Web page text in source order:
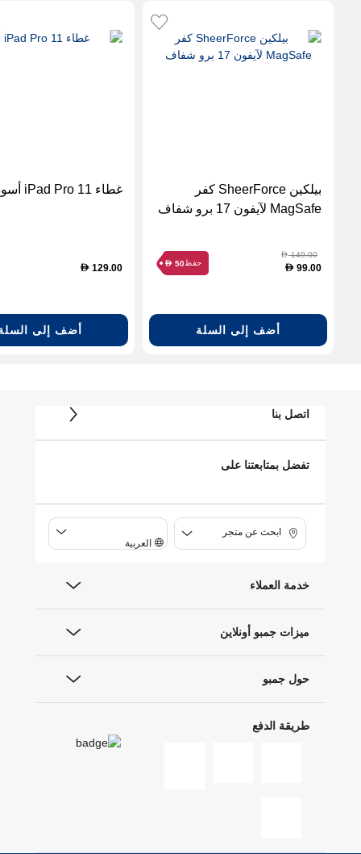
بيلكين SheerForce كفر
MagSafe لآيفون 17 برو شفاف
D149.00
D 99.00 حفظ D 50
أضف إلى السلة
غطاء iPad Pro 11 أسود
D 129.00
أضف إلى
اتصل بنا
تفضل بمتابعتنا على
ابحث عن متجر
العربية
خدمة العملاء
ميزات جمبو أونلاين
حول جمبو
طريقة الدفع